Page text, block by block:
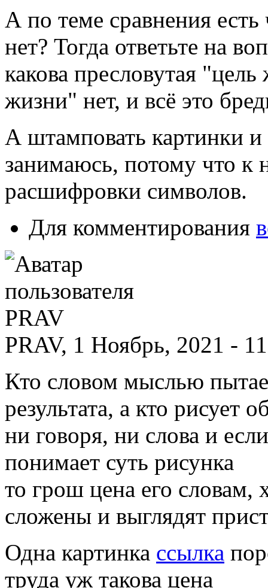
А по теме сравнения
нет? Тогда ответьте на
какова пресловутая
жизни" нет, и всё это
А штамповать картинки
занимаюсь, потому что к
расшифровки символов.
Для комментирования
PRAV, 1 Ноябрь, 2021 -
Кто словом мыслью
результата, а кто рисует
ни говоря, ни слова и
понимает суть рисунка
то грош цена его словам,
сложены и выглядят
Одна картинка ссылка
труда уж такова цена